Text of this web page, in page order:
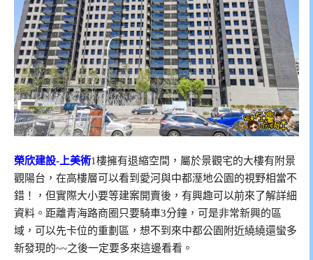
榮欣建設-上美術1樓擁有退縮空間，屬於景觀宅的大樓有附景
觀陽台，在高樓層可以看到愛河與中都溼地公園的視野相當不
錯！，但實際大小要等建案開賣後，有興趣可以前來了解詳細
資料。距離青海路商圈只要騎車3分鐘，可是非常新興的區
域，可以先卡位的重劃區，想不到來中都公園附近繞繞還蠻多
新發現的~~之後一定要多來這邊看看。